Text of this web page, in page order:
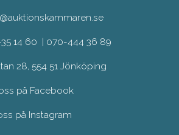
14 60 | 070-444 36 89
28, 554 51 Jönköping
på Facebook
på Instagram